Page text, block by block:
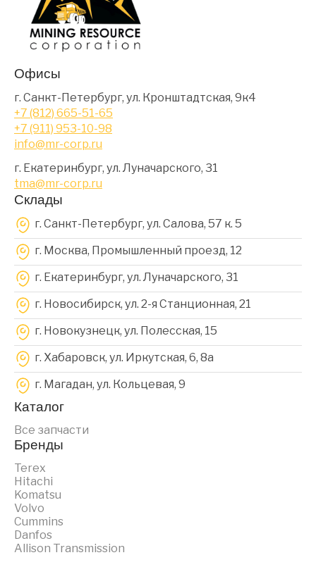
Офисы
г. Санкт-Петербург, ул. Кронштадтская, 9к4
+7 (812) 665-51-65
+7 (911) 953-10-98
info@mr-corp.ru
г. Екатеринбург, ул. Луначарского, 31
tma@mr-corp.ru
Склады
г. Санкт-Петербург, ул. Салова, 57 к. 5
г. Москва, Промышленный проезд, 12
г. Екатеринбург, ул. Луначарского, 31
г. Новосибирск, ул. 2-я Станционная, 21
г. Новокузнецк, ул. Полесская, 15
г. Хабаровск, ул. Иркутская, 6, 8a
г. Магадан, ул. Кольцевая, 9
Каталог
Все запчасти
Бренды
Terex
Hitachi
Komatsu
Volvo
Cummins
Danfos
Allison Transmission